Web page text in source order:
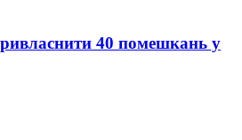
40 помешкань у